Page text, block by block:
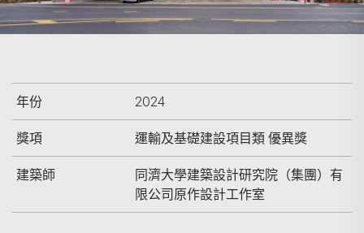
年份 2024
獎項 運輸及基礎建設項目類 優異獎
建築師
同濟大學建築設計研究院（集團）有
限公司原作設計工作室